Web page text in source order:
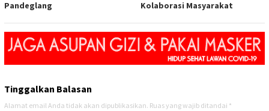
Pandeglang
Kolaborasi Masyarakat
Tinggalkan Balasan
Alamat email Anda tidak akan dipublikasikan. Ruas yang wajib ditandai *